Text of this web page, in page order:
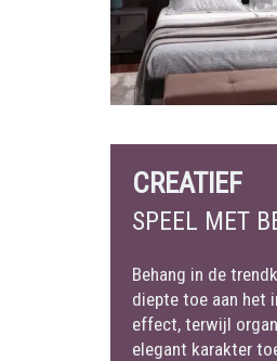
CREATIEF
SPEEL MET
Behang in de
diepte toe aan het
effect, terwijl
elegant karakter